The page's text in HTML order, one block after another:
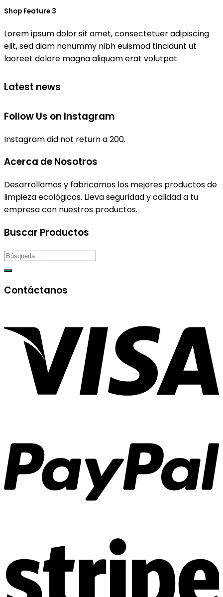
Shop Feature 3
Lorem ipsum dolor sit amet, consectetuer adipiscing
elit, sed diam nonummy nibh euismod tincidunt ut
laoreet dolore magna aliquam erat volutpat.
Latest news
Follow Us on Instagram
Instagram did not return a 200.
Acerca de Nosotros
Desarrollamos y fabricamos los mejores productos de
limpieza ecológicos. Lleva seguridad y calidad a tu
empresa con nuestros productos.
Buscar Productos
Contáctanos